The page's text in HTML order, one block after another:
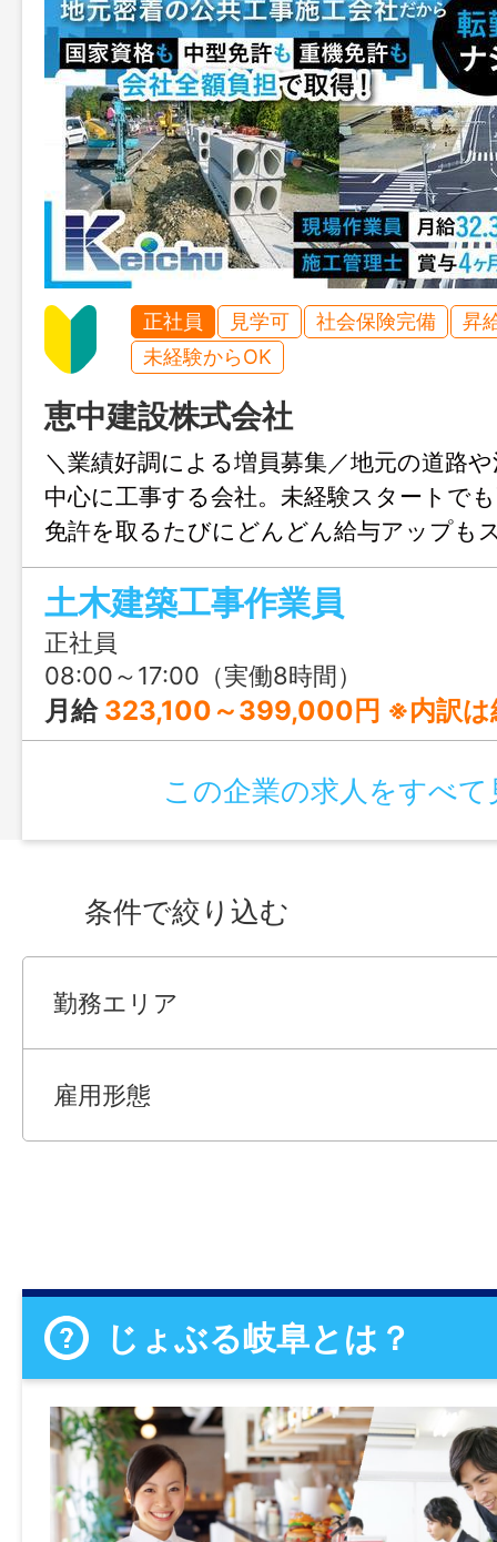
正社員 見学可 社会保険完備
昇
未経験からOK
恵中建設株式会社
＼業績好調による増員募集／地元の道路
中心に工事する会社。未経験スタートで
免許を取るたびにどんどん給与アップも
見込めます！
土木建築工事作業員
正社員
08:00～17:00（実働8時間）
月給 323,100～399,000円 ※内訳は
この企業の求人をすべて
条件で絞り込む
勤務エリア
雇用形態
じょぶる岐阜とは？